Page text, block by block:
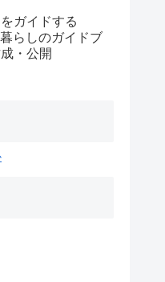
ガイドする
らしのガイドブ
・公開